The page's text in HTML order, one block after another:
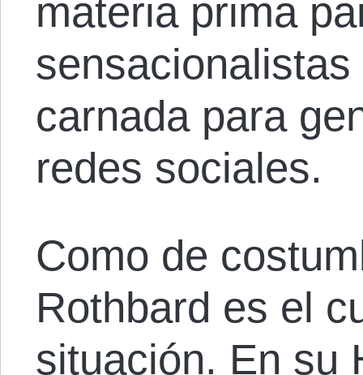
materia prima
carnada para
redes sociales.
Como de
Rothbard es el
situación. En su